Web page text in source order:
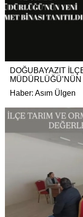
DOĞUBAYAZIT
Haber: Asım Ülgen